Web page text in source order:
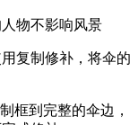
复制修补，将伞的
框到完整的伞边，